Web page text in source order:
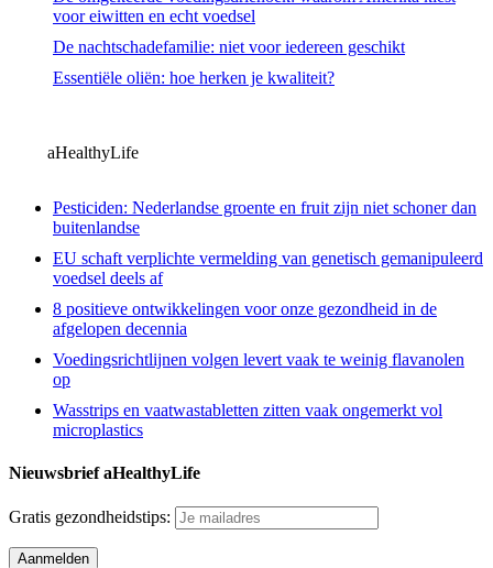
voor eiwitten en echt voedsel
De nachtschadefamilie: niet voor iedereen geschikt
Essentiële oliën: hoe herken je kwaliteit?
aHealthyLife
Pesticiden: Nederlandse groente en fruit zijn niet schoner dan
buitenlandse
EU schaft verplichte vermelding van genetisch gemanipuleerd
voedsel deels af
8 positieve ontwikkelingen voor onze gezondheid in de
afgelopen decennia
Voedingsrichtlijnen volgen levert vaak te weinig flavanolen
op
Wasstrips en vaatwastabletten zitten vaak ongemerkt vol
microplastics
Nieuwsbrief aHealthyLife
Gratis gezondheidstips: